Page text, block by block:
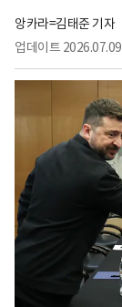
앙카라=김태준 기자
업데이트